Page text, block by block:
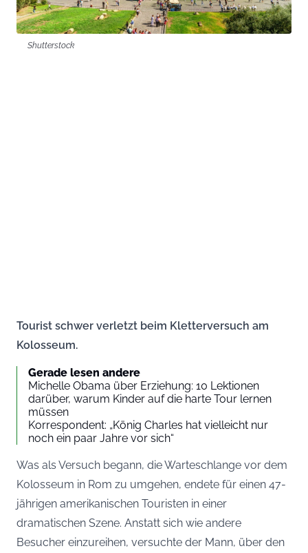
Shutterstock
Tourist schwer verletzt beim Kletterversuch am
Kolosseum.
Gerade lesen andere
Michelle Obama über Erziehung: 10 Lektionen
darüber, warum Kinder auf die harte Tour lernen
müssen
Korrespondent: „König Charles hat vielleicht nur
noch ein paar Jahre vor sich“
Was als Versuch begann, die Warteschlange vor dem
Kolosseum in Rom zu umgehen, endete für einen 47-
jährigen amerikanischen Touristen in einer
dramatischen Szene. Anstatt sich wie andere
Besucher einzureihen, versuchte der Mann, über den